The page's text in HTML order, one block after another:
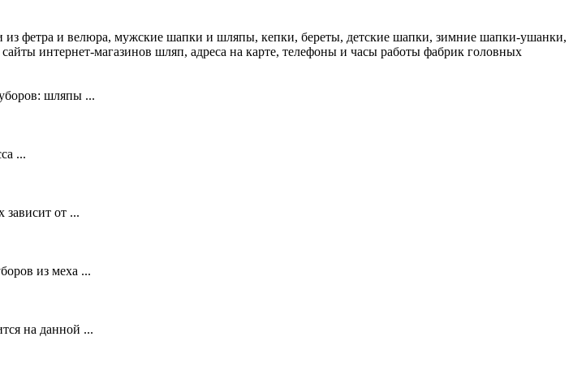
фетра и велюра, мужские шапки и шляпы, кепки, береты, детские шапки, зимние шапки-ушанки,
интернет-магазинов шляп, адреса на карте, телефоны и часы работы фабрик головных
шляпы ...
...
от ...
из меха ...
на данной ...